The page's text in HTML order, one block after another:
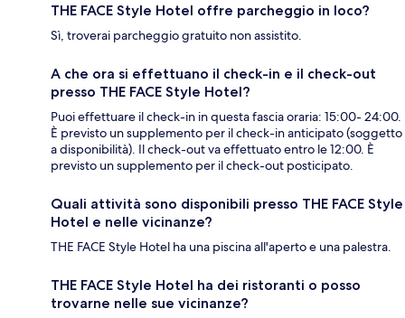
THE FACE Style Hotel offre parcheggio in loco?
Sì, troverai parcheggio gratuito non assistito.
A che ora si effettuano il check-in e il check-out
presso THE FACE Style Hotel?
Puoi effettuare il check-in in questa fascia oraria: 15:00- 24:00.
È previsto un supplemento per il check-in anticipato (soggetto
a disponibilità). Il check-out va effettuato entro le 12:00. È
previsto un supplemento per il check-out posticipato.
Quali attività sono disponibili presso THE FACE Style
Hotel e nelle vicinanze?
THE FACE Style Hotel ha una piscina all'aperto e una palestra.
THE FACE Style Hotel ha dei ristoranti o posso
trovarne nelle sue vicinanze?